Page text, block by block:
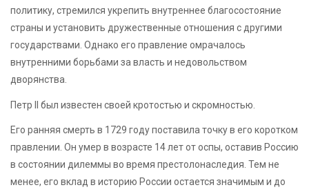
политику, стремился укрепить внутреннее благосостояние
страны и установить дружественные отношения с другими
государствами. Однако его правление омрачалось
внутренними борьбами за власть и недовольством
дворянства.
Петр II был известен своей кротостью и скромностью.
Его ранняя смерть в 1729 году поставила точку в его коротком
правлении. Он умер в возрасте 14 лет от оспы, оставив Россию
в состоянии дилеммы во время престолонаследия. Тем не
менее, его вклад в историю России остается значимым и до